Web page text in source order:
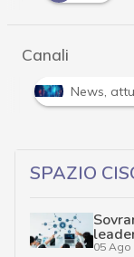
Canali
Attacchi
SPAZIO
05 Ago